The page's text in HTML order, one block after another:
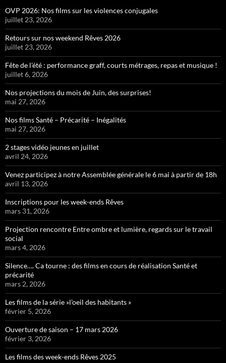
OVP 2026: Nos films sur les violences conjugales
juillet 23, 2026
Retours sur nos weekend Rêves 2026
juillet 23, 2026
Fête de l’été : performance graff, courts métrages, repas et musique !
juillet 6, 2026
Nos projections du mois de Juin, des surprises!
mai 27, 2026
Nos films Santé – Précarité – Inégalités
mai 27, 2026
2 stages vidéo jeunes en juillet
avril 24, 2026
Venez participez à notre Assemblée générale le 6 mai à partir de 18h
avril 13, 2026
Inscriptions pour les week-ends Rêves
mars 31, 2026
Projection rencontre Entre ombre et lumière, regards sur le travail
social
mars 4, 2026
Silence…. Ca tourne : des films en cours de réalisation Santé et
précarité
mars 2, 2026
Les films de la série »l’oeil des habitants »
février 5, 2026
Ouverture de saison – 17 mars 2026
février 3, 2026
Les films des week-ends Rêves 2025